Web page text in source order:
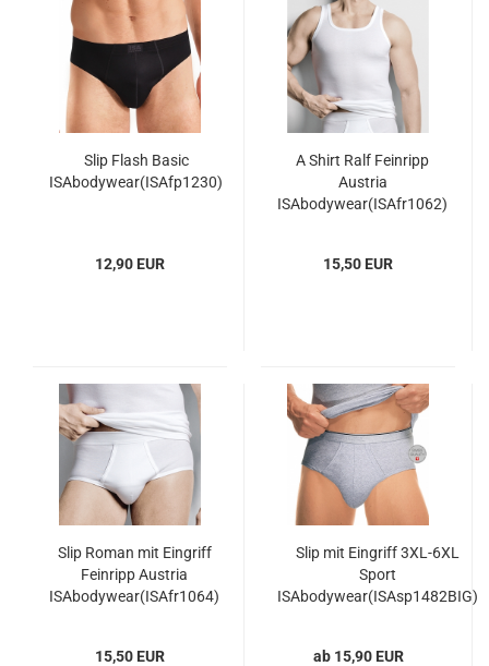
Slip Flash Basic
ISAbodywear(ISAfp1230)
12,90 EUR
A Shirt Ralf Feinripp
Austria
ISAbodywear(ISAfr1062)
15,50 EUR
Slip Roman mit Eingriff
Feinripp Austria
ISAbodywear(ISAfr1064)
15,50 EUR
Slip mit Eingriff 3XL-6XL
Sport
ISAbodywear(ISAsp1482BIG)
ab 15,90 EUR